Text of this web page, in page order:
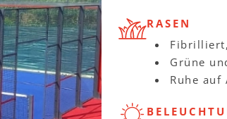
RASEN
Grüne
Ruhe auf